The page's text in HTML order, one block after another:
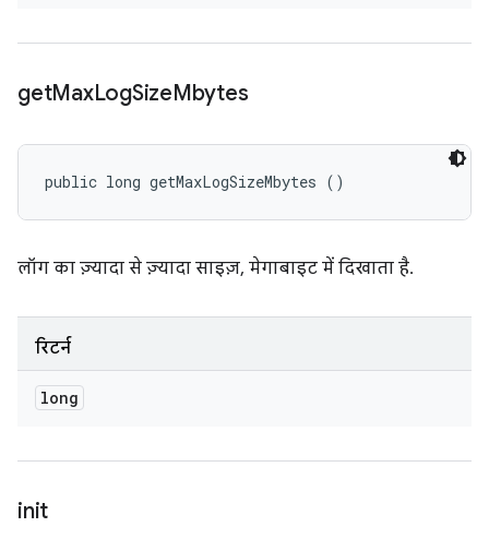
getMaxLogSizeMbytes
public long getMaxLogSizeMbytes ()
लॉग का ज़्यादा से ज़्यादा साइज़, मेगाबाइट में दिखाता है.
रिटर्न
long
init